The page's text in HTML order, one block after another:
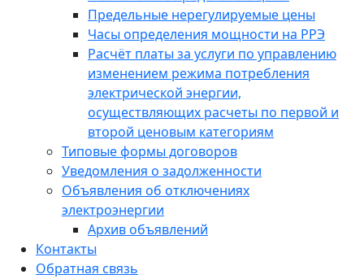
Предельные нерегулируемые цены
Часы определения мощности на РРЭ
Расчёт платы за услуги по управлению
изменением режима потребления
электрической энергии,
осуществляющих расчеты по первой и
второй ценовым категориям
Типовые формы договоров
Уведомления о задолженности
Объявления об отключениях
электроэнергии
Архив объявлений
Контакты
Обратная связь